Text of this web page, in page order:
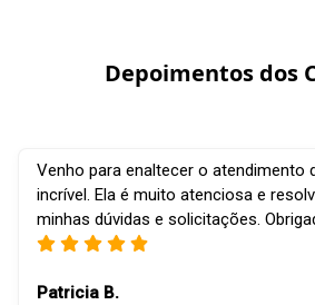
Depoimentos dos
Venho para enaltecer o atendimento
incrível. Ela é muito atenciosa e
minhas dúvidas e solicitações.
Patricia B.